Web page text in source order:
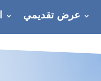
عرض تقديمي